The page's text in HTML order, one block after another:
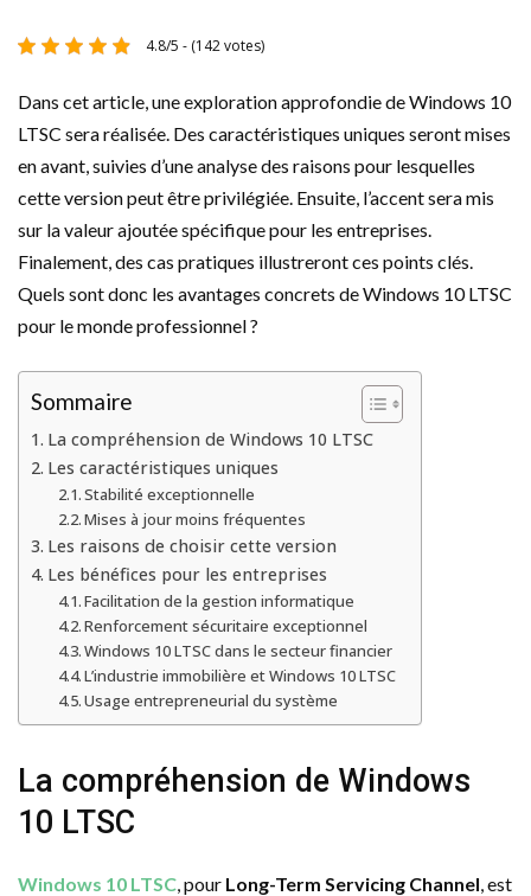
4.8/5 - (142 votes)
Dans cet article, une exploration approfondie de Windows 10
LTSC sera réalisée. Des caractéristiques uniques seront mises
en avant, suivies d’une analyse des raisons pour lesquelles
cette version peut être privilégiée. Ensuite, l’accent sera mis
sur la valeur ajoutée spécifique pour les entreprises.
Finalement, des cas pratiques illustreront ces points clés.
Quels sont donc les avantages concrets de Windows 10 LTSC
pour le monde professionnel ?
Sommaire
La compréhension de Windows 10 LTSC
Les caractéristiques uniques
Stabilité exceptionnelle
Mises à jour moins fréquentes
Les raisons de choisir cette version
Les bénéfices pour les entreprises
Facilitation de la gestion informatique
Renforcement sécuritaire exceptionnel
Windows 10 LTSC dans le secteur financier
L’industrie immobilière et Windows 10 LTSC
Usage entrepreneurial du système
La compréhension de Windows
10 LTSC
Windows 10 LTSC , pour Long-Term Servicing Channel , est